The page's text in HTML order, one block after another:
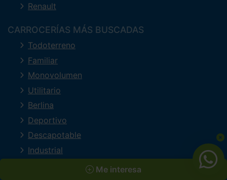
Me interesa
Renault
CARROCERÍAS MÁS BUSCADAS
Todoterreno
Familiar
Monovolumen
Utilitario
Berlina
Deportivo
Descapotable
Industrial